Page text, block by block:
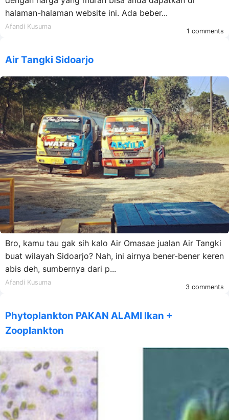
halaman-halaman website ini. Ada beber...
Afandi Kusuma
1 comments
Air Tangki Sidoarjo
Bro, kamu tau gak sih kalo Air Omasae jualan Air Tangki
buat wilayah Sidoarjo? Nah, ini airnya bener-bener keren
abis deh, sumbernya dari p...
Afandi Kusuma
3 comments
Phytoplankton PAKAN ALAMI Ikan +
Zooplankton